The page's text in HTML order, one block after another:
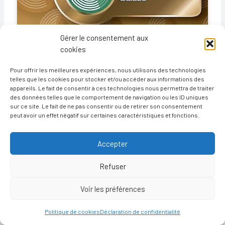
Gérer le consentement aux
cookies
Pour offrir les meilleures expériences, nous utilisons des technologies
telles que les cookies pour stocker et/ou accéder aux informations des
appareils. Le fait de consentir à ces technologies nous permettra de traiter
des données telles que le comportement de navigation ou les ID uniques
sur ce site. Le fait de ne pas consentir ou de retirer son consentement
peut avoir un effet négatif sur certaines caractéristiques et fonctions.
Accepter
Refuser
Voir les préférences
Politique de cookiesDéclaration de confidentialité
←Article précédent Article suivant
Adapté parrecto verso